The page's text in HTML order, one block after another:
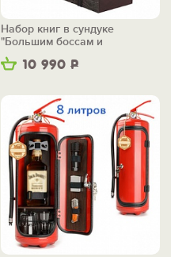
10 990 Р
Набор книг в сундуке
"Большим боссам и
маленьким"